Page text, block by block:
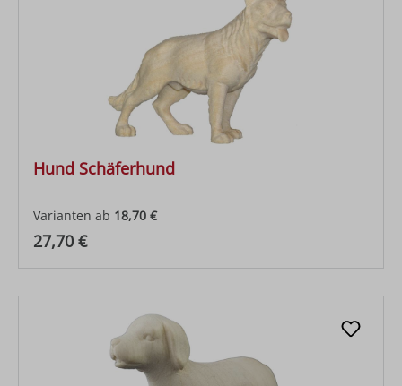
Hund Schäferhund
Varianten ab 18,70 €
Regulärer Preis:
27,70 €